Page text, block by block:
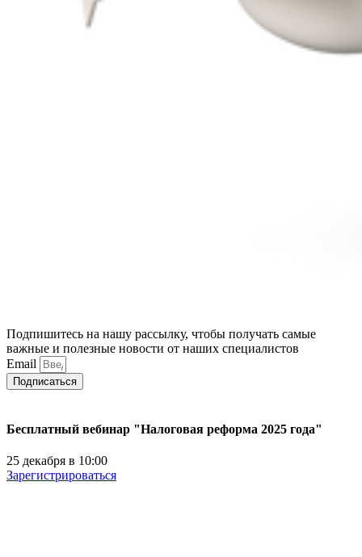
Подпишитесь на нашу рассылку, чтобы получать самые
важные и полезные новости от наших специалистов
Email
Подписаться
Бесплатный вебинар "Налоговая реформа 2025 года"
25 декабря в 10:00
Зарегистрироваться